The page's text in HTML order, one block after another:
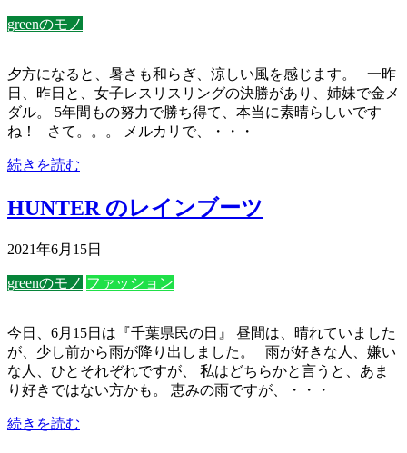
greenのモノ
夕方になると、暑さも和らぎ、涼しい風を感じます。 一昨
日、昨日と、女子レスリスリングの決勝があり、姉妹で金メ
ダル。 5年間もの努力で勝ち得て、本当に素晴らしいです
ね！ さて。。。 メルカリで、・・・
続きを読む
HUNTER のレインブーツ
2021年6月15日
greenのモノ ファッション
今日、6月15日は『千葉県民の日』 昼間は、晴れていました
が、少し前から雨が降り出しました。 雨が好きな人、嫌い
な人、ひとそれぞれですが、 私はどちらかと言うと、あま
り好きではない方かも。 恵みの雨ですが、・・・
続きを読む